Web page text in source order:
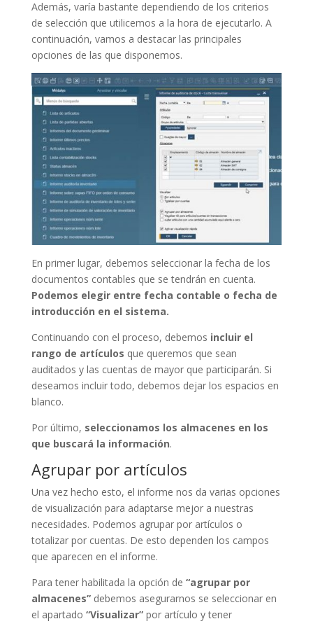
Además, varía bastante dependiendo de los criterios
de selección que utilicemos a la hora de ejecutarlo. A
continuación, vamos a destacar las principales
opciones de las que disponemos.
En primer lugar, debemos seleccionar la fecha de los
documentos contables que se tendrán en cuenta.
Podemos elegir entre fecha contable o fecha de
introducción en el sistema.
Continuando con el proceso, debemos incluir el
rango de artículos que queremos que sean
auditados y las cuentas de mayor que participarán. Si
deseamos incluir todo, debemos dejar los espacios en
blanco.
Por último, seleccionamos los almacenes en los
que buscará la información.
Agrupar por artículos
Una vez hecho esto, el informe nos da varias opciones
de visualización para adaptarse mejor a nuestras
necesidades. Podemos agrupar por artículos o
totalizar por cuentas. De esto dependen los campos
que aparecen en el informe.
Para tener habilitada la opción de “agrupar por
almacenes” debemos asegurarnos se seleccionar en
el apartado “Visualizar” por artículo y tener